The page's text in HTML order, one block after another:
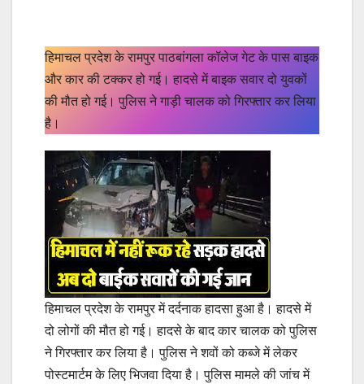
हिमाचल प्रदेश के रामपुर पाठबांगला कॉलेज गेट के पास बाइक
और कार की टक्कर हो गई। हादसे में बाइक सवार दो युवकों
की मौत हो गई। पुलिस ने गाड़ी चालक को गिरफ्तार कर लिया
है।
हिमाचल प्रदेश के रामपुर में दर्दनाक हादसा हुआ है। हादसे में
दो लोगों की मौत हो गई। हादसे के बाद कार चालक को पुलिस
ने गिरफ्तार कर लिया है। पुलिस ने शवों को कब्जे में लेकर
पोस्टमार्टम के लिए भिजवा दिया है। पुलिस मामले की जांच में